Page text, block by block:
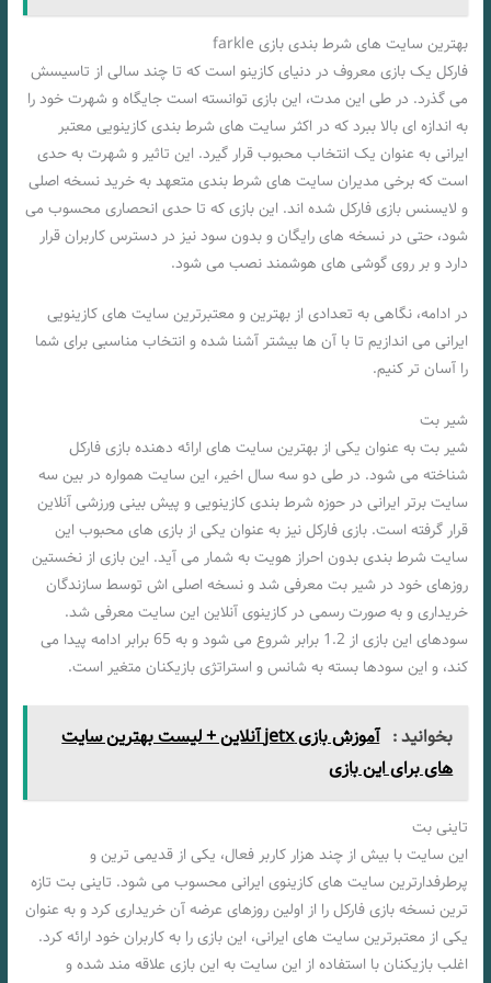
بهترین سایت های شرط بندی بازی farkle
فارکل یک بازی معروف در دنیای کازینو است که تا چند سالی از تاسیسش
می‌ گذرد. در طی این مدت، این بازی توانسته است جایگاه و شهرت خود را
به اندازه‌ ای بالا ببرد که در اکثر سایت‌ های شرط‌ بندی کازینویی معتبر
ایرانی به عنوان یک انتخاب محبوب قرار گیرد. این تاثیر و شهرت به حدی
است که برخی مدیران سایت‌ های شرط‌ بندی متعهد به خرید نسخه اصلی
و لایسنس بازی فارکل شده‌ اند. این بازی که تا حدی انحصاری محسوب می‌
شود، حتی در نسخه‌ های رایگان و بدون سود نیز در دسترس کاربران قرار
دارد و بر روی گوشی‌ های هوشمند نصب می‌ شود.
در ادامه، نگاهی به تعدادی از بهترین و معتبرترین سایت‌ های کازینویی
ایرانی می‌ اندازیم تا با آن‌ ها بیشتر آشنا شده و انتخاب مناسبی برای شما
را آسان‌ تر کنیم.
شیر بت
شیر بت به عنوان یکی از بهترین سایت‌ های ارائه‌ دهنده بازی فارکل
شناخته می‌ شود. در طی دو سه سال اخیر، این سایت همواره در بین سه
سایت برتر ایرانی در حوزه شرط‌ بندی کازینویی و پیش‌ بینی ورزشی آنلاین
قرار گرفته است. بازی فارکل نیز به عنوان یکی از بازی‌ های محبوب این
سایت شرط بندی بدون احراز هویت به شمار می‌ آید. این بازی از نخستین
روزهای خود در شیر بت معرفی شد و نسخه اصلی‌ اش توسط سازندگان
خریداری و به صورت رسمی در کازینوی آنلاین این سایت معرفی شد.
سودهای این بازی از 1.2 برابر شروع می‌ شود و به 65 برابر ادامه پیدا می‌
کند، و این سودها بسته به شانس و استراتژی بازیکنان متغیر است.
بخوانید :
آموزش بازی jetx آنلاین + لیست بهترین سایت
های برای این بازی
تاینی بت
این سایت با بیش از چند هزار کاربر فعال، یکی از قدیمی‌ ترین و
پرطرفدارترین سایت‌ های کازینوی ایرانی محسوب می‌ شود. تاینی بت تازه‌
ترین نسخه بازی فارکل را از اولین روزهای عرضه آن خریداری کرد و به عنوان
یکی از معتبرترین سایت‌ های ایرانی، این بازی را به کاربران خود ارائه کرد.
اغلب بازیکنان با استفاده از این سایت به این بازی علاقه مند شده و